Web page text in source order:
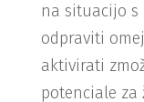
na situacijo s
odpraviti
aktivirati
potenciale za